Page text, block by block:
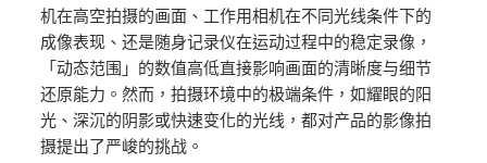
机在高空拍摄的画面、工作用相机在不同光线条件下的
成像表现、还是随身记录仪在运动过程中的稳定录像，
「动态范围」的数值高低直接影响画面的清晰度与细节
还原能力。然而，拍摄环境中的极端条件，如耀眼的阳
光、深沉的阴影或快速变化的光线，都对产品的影像拍
摄提出了严峻的挑战。